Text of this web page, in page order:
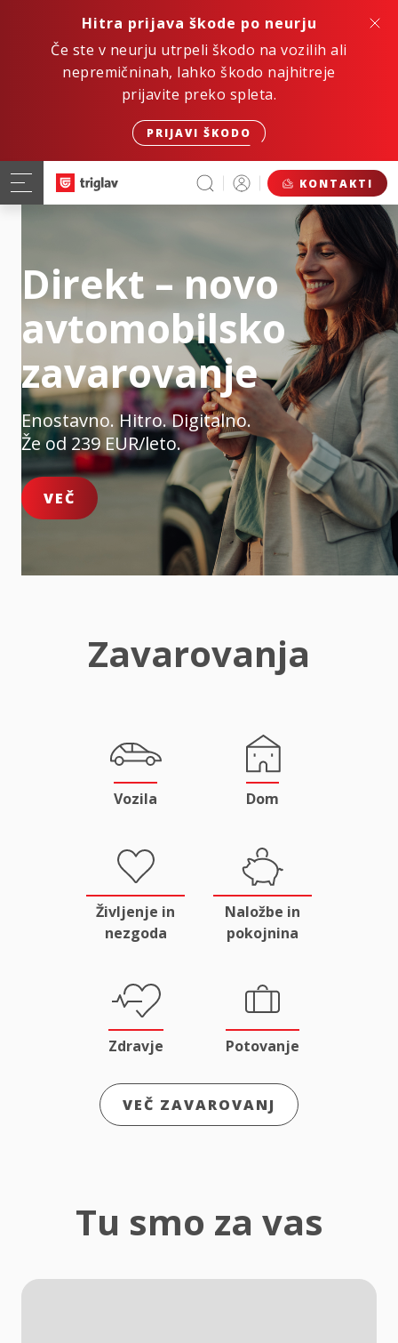
Hitra prijava škode po neurju
Če ste v neurju utrpeli škodo na vozilih ali
nepremičninah, lahko škodo najhitreje
prijavite preko spleta.
PRIJAVI ŠKODO
KONTAKTI
Direkt – novo
avtomobilsko
zavarovanje
Enostavno. Hitro. Digitalno.
Že od 239 EUR/leto.
VEČ
Zavarovanja
Vozila Dom
Življenje in
nezgoda
Naložbe in
pokojnina
Zdravje Potovanje
VEČ ZAVAROVANJ
Tu smo za vas